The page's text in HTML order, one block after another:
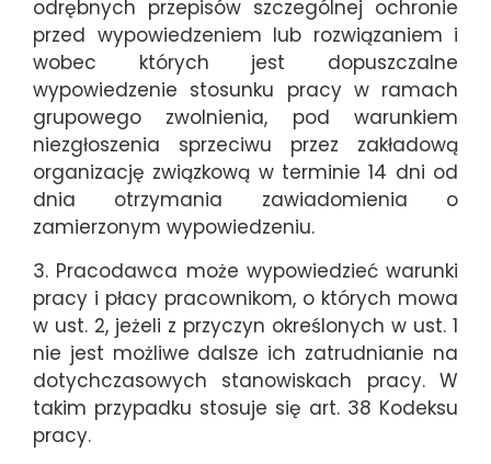
odrębnych przepisów szczególnej ochronie
przed wypowiedzeniem lub rozwiązaniem i
wobec których jest dopuszczalne
wypowiedzenie stosunku pracy w ramach
grupowego zwolnienia, pod warunkiem
niezgłoszenia sprzeciwu przez zakładową
organizację związkową w terminie 14 dni od
dnia otrzymania zawiadomienia o
zamierzonym wypowiedzeniu.
3. Pracodawca może wypowiedzieć warunki
pracy i płacy pracownikom, o których mowa
w ust. 2, jeżeli z przyczyn określonych w ust. 1
nie jest możliwe dalsze ich zatrudnianie na
dotychczasowych stanowiskach pracy. W
takim przypadku stosuje się art. 38 Kodeksu
pracy.